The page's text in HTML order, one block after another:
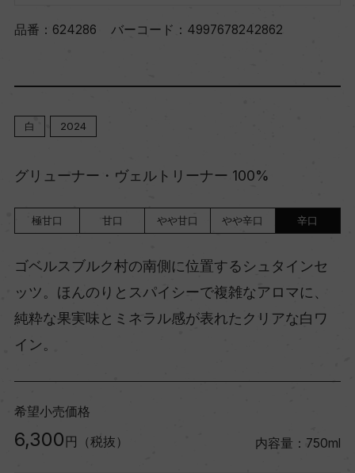
品番： 624286 バーコード： 4997678242862
白 2024
グリューナー・ヴェルトリーナー 100%
極甘口 甘口 やや甘口 やや辛口 辛口
ゴベルスブルク村の南側に位置するシュタインセ
ッツ。ほんのりとスパイシーで複雑なアロマに、
純粋な果実味とミネラル感が表れたクリアな白ワ
イン。
希望小売価格
6,300 円（税抜） 内容量：750ml